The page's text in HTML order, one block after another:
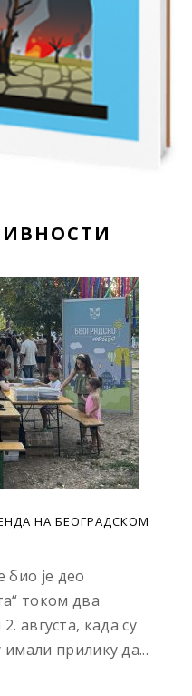
НА БЕОГРАДСКОМ
био је део
током два
августа, када су
прилику да...